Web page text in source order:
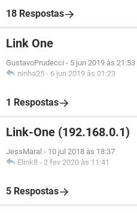
18 Respostas
Link One
GustavoPrudecci - 5 jun 2019 às 21:53
ninha25 - 6 jun 2019 às 01:23
1 Respostas
Link-One (192.168.0.1)
JessMaral - 10 jul 2018 às 18:37
Elink8 - 2 fev 2020 às 11:41
5 Respostas